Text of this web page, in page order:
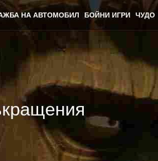
НА АВТОМОБИЛ БОЙНИ ИГРИ ЧУДО